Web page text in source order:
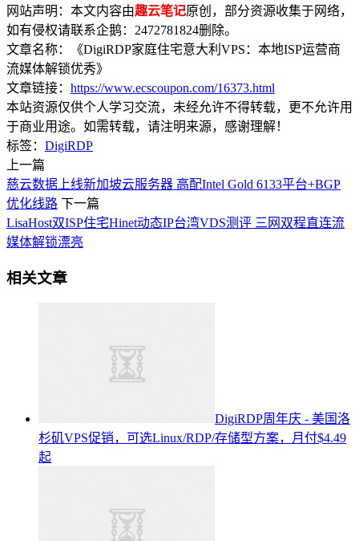
网站声明：本文内容由趣云笔记原创，部分资源收集于网络，
如有侵权请联系企鹅：2472781824删除。
文章名称：《DigiRDP家庭住宅意大利VPS：本地ISP运营商
流媒体解锁优秀》
文章链接： https://www.ecscoupon.com/16373.html
本站资源仅供个人学习交流，未经允许不得转载，更不允许用
于商业用途。如需转载，请注明来源，感谢理解！
标签： DigiRDP
上一篇
慈云数据上线新加坡云服务器 高配Intel Gold 6133平台+BGP
优化线路 下一篇
LisaHost双ISP住宅Hinet动态IP台湾VDS测评 三网双程直连流
媒体解锁漂亮
相关文章
DigiRDP周年庆 - 美国洛
杉矶VPS促销，可选Linux/RDP/存储型方案，月付$4.49
起